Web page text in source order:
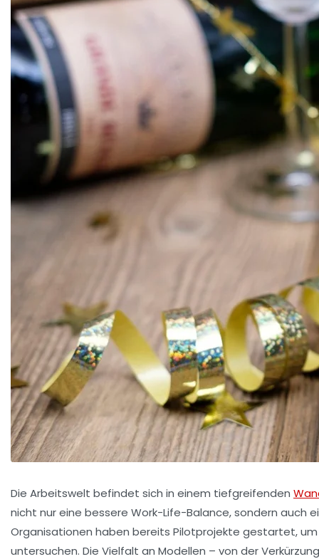
Die Arbeitswelt befindet sich in einem tiefgreifenden
nicht nur eine bessere Work-Life-Balance, sondern
Organisationen haben bereits Pilotprojekte gestartet,
untersuchen. Die Vielfalt an Modellen – von der